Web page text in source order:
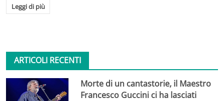
Leggi di più
ARTICOLI RECENTI
Morte di un cantastorie, il Maestro
Francesco Guccini ci ha lasciati